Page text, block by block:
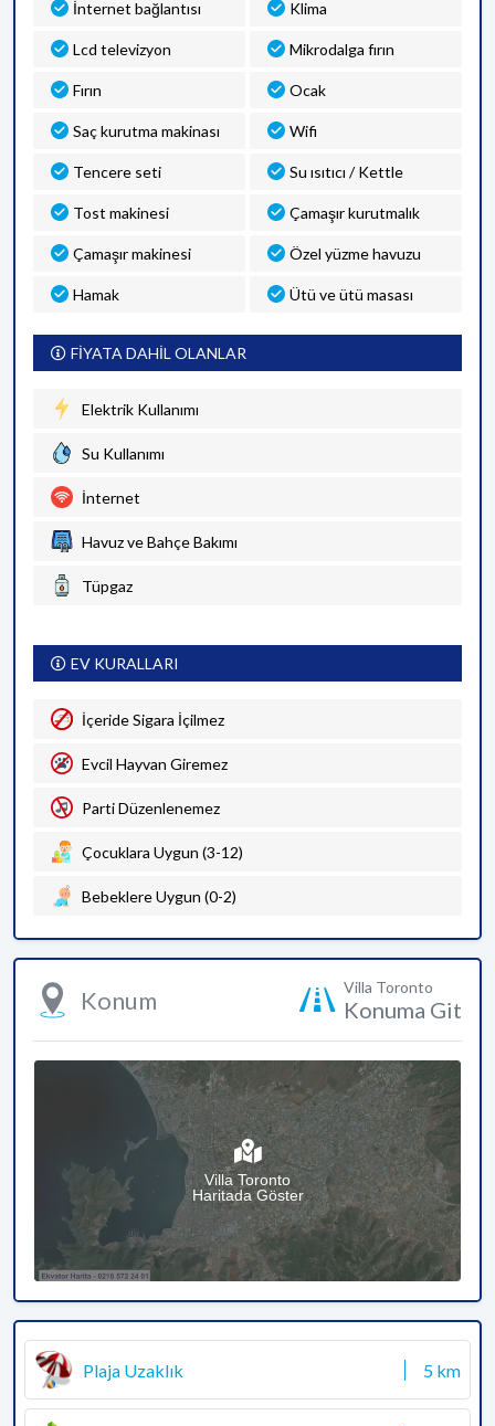
İnternet bağlantısı Klima
Lcd televizyon Mikrodalga fırın
Fırın Ocak
Saç kurutma makinası Wifi
Tencere seti Su ısıtıcı / Kettle
Tost makinesi Çamaşır kurutmalık
Çamaşır makinesi Özel yüzme havuzu
Hamak Ütü ve ütü masası
FİYATA DAHİL OLANLAR
Elektrik Kullanımı
Su Kullanımı
İnternet
Havuz ve Bahçe Bakımı
Tüpgaz
EV KURALLARI
İçeride Sigara İçilmez
Evcil Hayvan Giremez
Parti Düzenlenemez
Çocuklara Uygun (3-12)
Bebeklere Uygun (0-2)
Konum Villa Toronto
Konuma Git
Villa Toronto
Haritada Göster
Plaja Uzaklık 5 km